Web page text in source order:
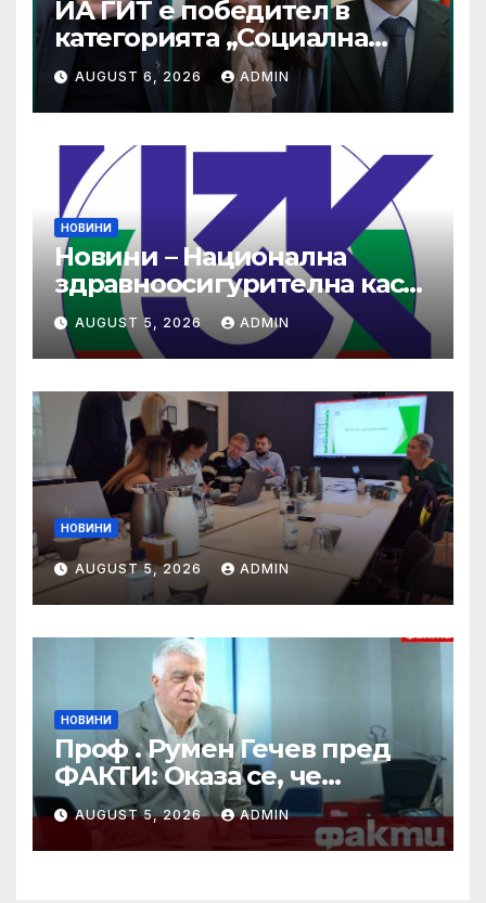
ИА ГИТ е победител в
категорията „Социална
отговорност“ в конкурса на
ИПА за добри практики
AUGUST 6, 2026 ADMIN
НОВИНИ
Новини – Национална
здравноосигурителна каса
(НЗОК)
AUGUST 5, 2026 ADMIN
НОВИНИ
AUGUST 5, 2026 ADMIN
НОВИНИ
Проф . Румен Гечев пред
ФАКТИ: Оказа се, че
партията ми
AUGUST 5, 2026 ADMIN